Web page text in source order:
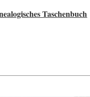
Taschenbuch